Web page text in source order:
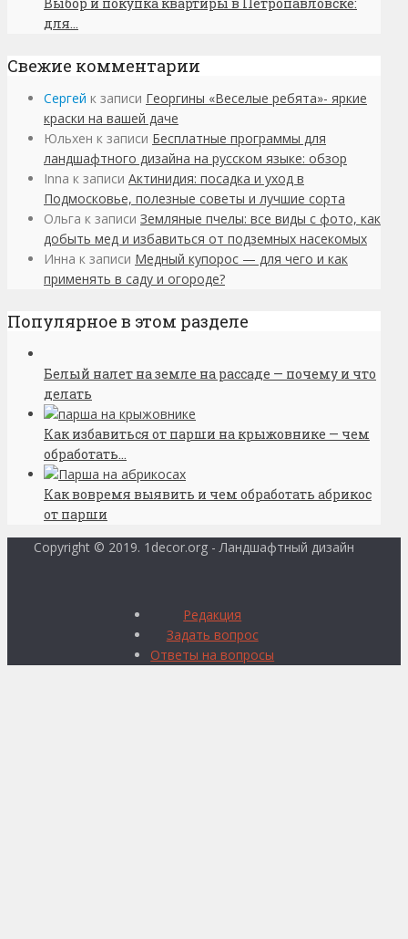
для...
Свежие комментарии
Сергей к записи Георгины «Веселые ребята»- яркие
краски на вашей даче
Юльхен к записи Бесплатные программы для
ландшафтного дизайна на русском языке: обзор
Inna к записи Актинидия: посадка и уход в
Подмосковье, полезные советы и лучшие сорта
Ольга к записи Земляные пчелы: все виды с фото, как
добыть мед и избавиться от подземных насекомых
Инна к записи Медный купорос — для чего и как
применять в саду и огороде?
Популярное в этом разделе
Белый налет на земле на рассаде — почему и что
делать
Как избавиться от парши на крыжовнике — чем
обработать...
Как вовремя выявить и чем обработать абрикос
от парши
Copyright © 2019. 1decor.org - Ландшафтный дизайн
Редакция
Задать вопрос
Ответы на вопросы